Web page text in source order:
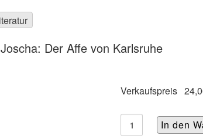
Der Affe von Karlsruhe
Verkaufspreis